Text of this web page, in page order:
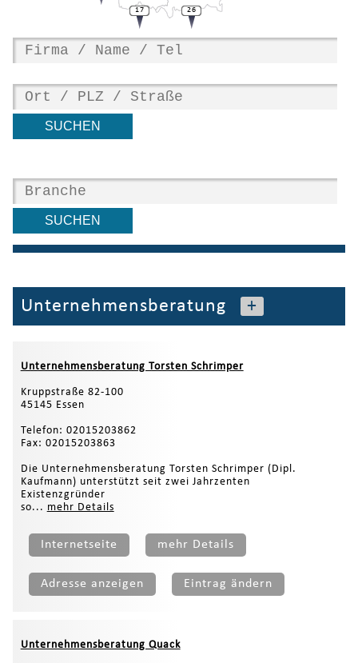
17 26
Unternehmensberatung +
Unternehmensberatung Torsten Schrimper
Kruppstraße 82-100
45145 Essen
Telefon: 02015203862
Fax: 02015203863
Die Unternehmensberatung Torsten Schrimper (Dipl.
Kaufmann) un­ter­stützt seit zwei Jahrzenten
Existenzgründer
so­... mehr Details
Internetseite mehr Details
Adresse anzeigen Eintrag ändern
Unternehmensberatung Quack